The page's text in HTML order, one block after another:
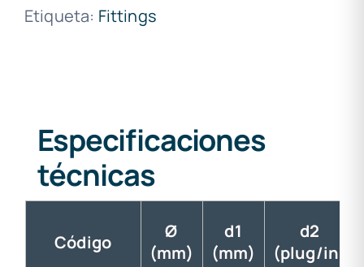
Etiqueta: Fittings
Especificaciones
técnicas
Código
Ø
(mm)
d1
(mm)
d2
(plug/in)